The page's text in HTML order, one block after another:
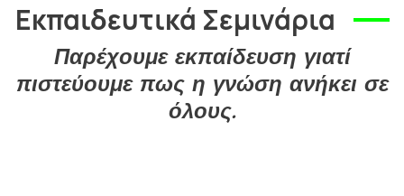
Εκπαιδευτικά Σεμινάρια
Παρέχουμε εκπαίδευση γιατί
πιστεύουμε πως η γνώση ανήκει σε
όλους.